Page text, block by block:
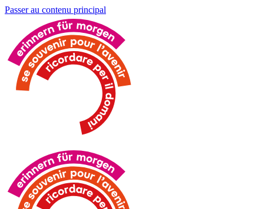
Passer au contenu principal